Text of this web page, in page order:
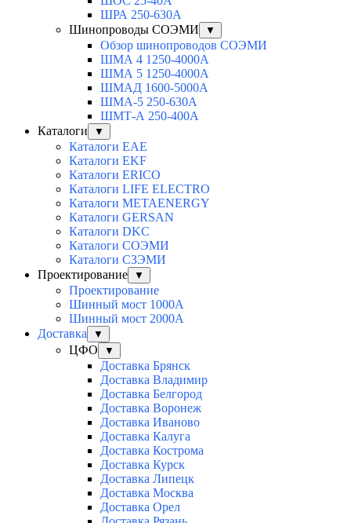
ШРА 250-630А
Шинопроводы СОЭМИ
▼
Обзор шинопроводов СОЭМИ
ШМА 4 1250-4000А
ШМА 5 1250-4000А
ШМАД 1600-5000А
ШМА-5 250-630А
ШМТ-А 250-400А
Каталоги
▼
Каталоги EAE
Каталоги EKF
Каталоги ERICO
Каталоги LIFE ELECTRO
Каталоги METAENERGY
Каталоги GERSAN
Каталоги DKC
Каталоги СОЭМИ
Каталоги СЗЭМИ
Проектирование
▼
Проектирование
Шинный мост 1000А
Шинный мост 2000А
Доставка
▼
ЦФО ▼
Доставка Брянск
Доставка Владимир
Доставка Белгород
Доставка Воронеж
Доставка Иваново
Доставка Калуга
Доставка Кострома
Доставка Курск
Доставка Липецк
Доставка Москва
Доставка Орел